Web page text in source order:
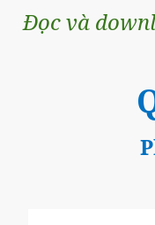
Đọc và